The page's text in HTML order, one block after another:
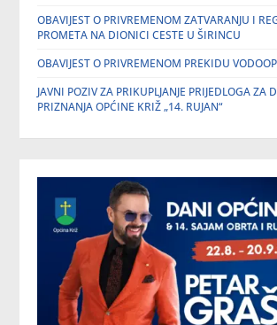
OBAVIJEST O PRIVREMENOM ZATVARANJU I
PROMETA NA DIONICI CESTE U ŠIRINCU
OBAVIJEST O PRIVREMENOM PREKIDU
JAVNI POZIV ZA PRIKUPLJANJE PRIJEDLOGA ZA
PRIZNANJA OPĆINE KRIŽ „14. RUJAN“